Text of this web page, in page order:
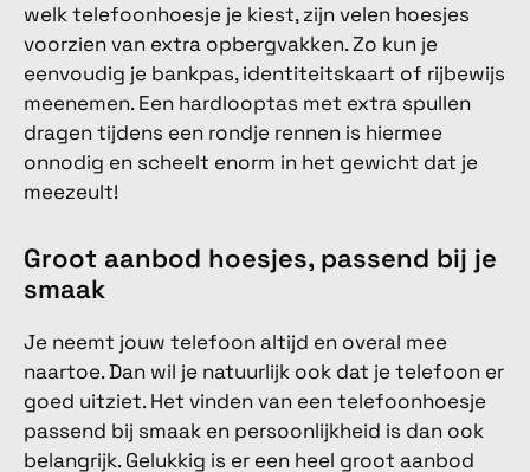
welk telefoonhoesje je kiest, zijn velen hoesjes
voorzien van extra opbergvakken. Zo kun je
eenvoudig je bankpas, identiteitskaart of rijbewijs
meenemen. Een hardlooptas met extra spullen
dragen tijdens een rondje rennen is hiermee
onnodig en scheelt enorm in het gewicht dat je
meezeult!
Groot aanbod hoesjes, passend bij je
smaak
Je neemt jouw telefoon altijd en overal mee
naartoe. Dan wil je natuurlijk ook dat je telefoon er
goed uitziet. Het vinden van een telefoonhoesje
passend bij smaak en persoonlijkheid is dan ook
belangrijk. Gelukkig is er een heel groot aanbod